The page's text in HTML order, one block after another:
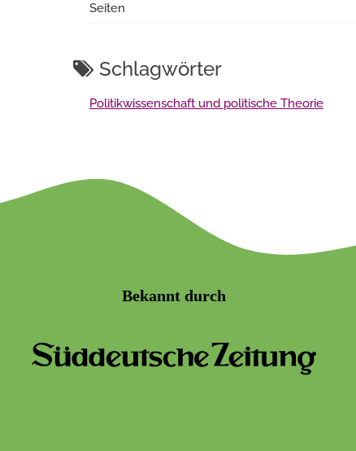
Seiten
Schlagwörter
Politikwissenschaft und politische Theorie
Bekannt durch